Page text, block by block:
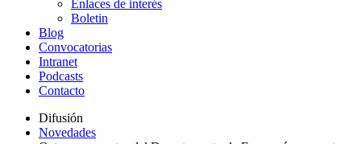
Enlaces de interés
Boletin
Blog
Convocatorias
Intranet
Podcasts
Contacto
Difusión
Novedades